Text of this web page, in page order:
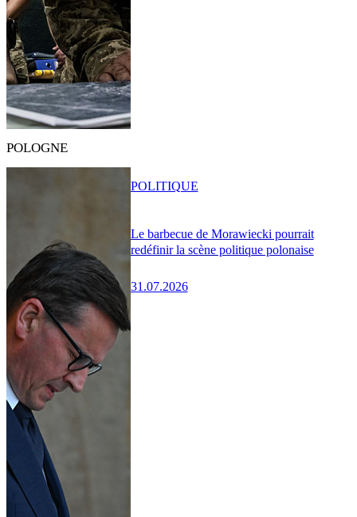
POLOGNE
Le barbecue de Morawiecki pourrait
redéfinir la scène politique polonaise
31.07.2026
POLITIQUE